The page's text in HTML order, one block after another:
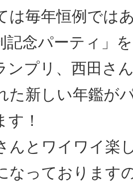
は毎年恒例では
記念パーティ」
ンプリ、西田さ
た新しい年鑑が
す！
んとワイワイ楽
なっております